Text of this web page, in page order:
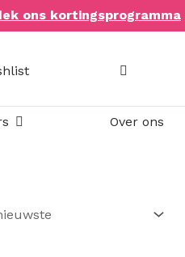
ons kortingsprogramma
Open Pre-ordersOver ons